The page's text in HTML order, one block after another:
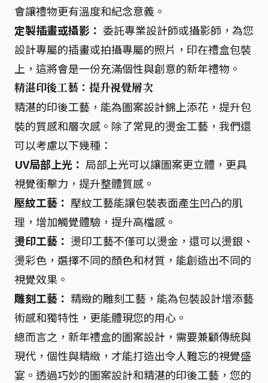
會讓禮物更有溫度和紀念意義。
定製插畫或攝影： 委託專業設計師或攝影師，為您
設計專屬的插畫或拍攝專屬的照片，印在禮盒包裝
上，這將會是一份充滿個性與創意的新年禮物。
精湛印後工藝：提升視覺層次
精湛的印後工藝，能為圖案設計錦上添花，提升包
裝的質感和層次感。除了常見的燙金工藝，我們還
可以考慮以下幾種：
UV局部上光： 局部上光可以讓圖案更立體，更具
視覺衝擊力，提升整體質感。
壓紋工藝： 壓紋工藝能讓包裝表面產生凹凸的肌
理，增加觸覺體驗，提升高檔感。
燙印工藝： 燙印工藝不僅可以燙金，還可以燙銀、
燙彩色，選擇不同的顏色和材質，能創造出不同的
視覺效果。
雕刻工藝： 精緻的雕刻工藝，能為包裝設計增添藝
術感和獨特性，更能體現您的用心。
總而言之，新年禮盒的圖案設計，需要兼顧傳統與
現代，個性與精緻，才能打造出令人難忘的視覺盛
宴。透過巧妙的圖案設計和精湛的印後工藝，您的